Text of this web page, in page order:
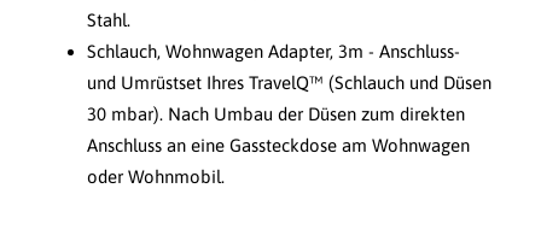
Stahl.
Schlauch, Wohnwagen Adapter, 3m - Anschluss-
und Umrüstset Ihres TravelQ™ (Schlauch und Düsen
30 mbar). Nach Umbau der Düsen zum direkten
Anschluss an eine Gassteckdose am Wohnwagen
oder Wohnmobil.